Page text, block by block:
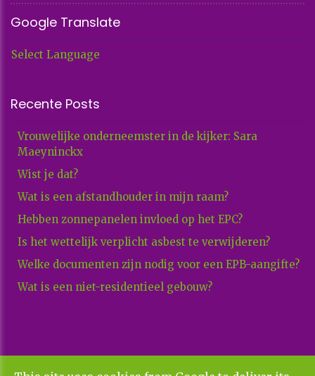
Google Translate
Select Language
Recente Posts
Vrouwelijke onderneemster in de kijker: Sara
Maeyninckx
Wist je dat?
Wat is een afstandhouder in mijn raam?
Hebben zonnepanelen invloed op het EPC?
Is het wettelijk verplicht asbest te verwijderen?
Welke documenten zijn nodig voor een EPB-aangifte?
Wat is een niet-residentieel gebouw?